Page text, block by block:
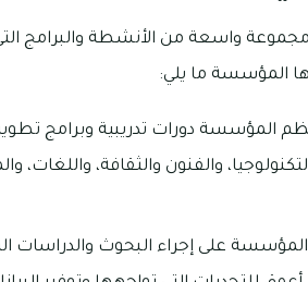
واسعة من الأنشطة والبرامج
المؤسسة ما يلي:
المؤسسة دورات تدريبية وبرامج
والفنون والثقافة،
على إجراء البحوث والدراسات